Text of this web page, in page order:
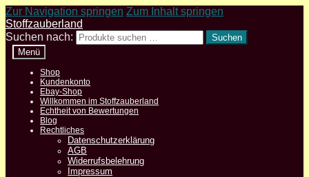
Zur Navigation springen Zum Inhalt springen
Stoffzauberland
Suchen nach:
Suchen
Menü
Shop
Kundenkonto
Ebay-Shop
Willkommen im Stoffzauberland
Echtheit von Bewertungen
Blog
Rechtliches
Datenschutzerklärung
AGB
Widerrufsbelehrung
Impressum